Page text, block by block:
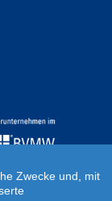
Zwecke und, mit